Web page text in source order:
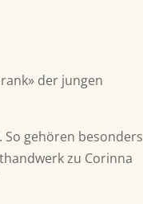
der jungen
So gehören besonders
zu Corinna